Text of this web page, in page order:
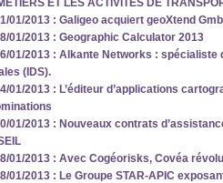
ET LES ACTIVITÉS DE
01/2013 : Galigeo acquiert geoXtend
01/2013 : Geographic Calculator 2013
01/2013 : Alkante Networks : spécialiste
(IDS).
01/2013 : L’éditeur d’applications
01/2013 : Nouveaux contrats
01/2013 : Avec Cogéorisks, Covéa
01/2013 : Le Groupe STAR-APIC